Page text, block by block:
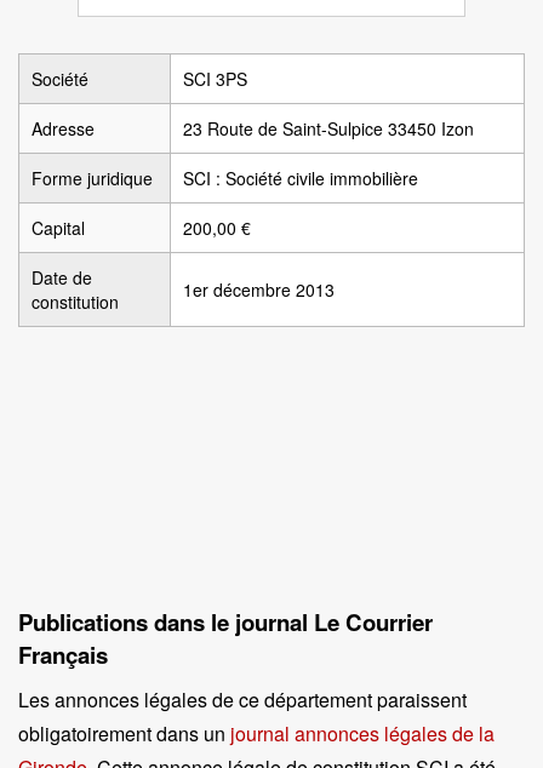
Société SCI 3PS
Adresse 23 Route de Saint-Sulpice 33450 Izon
Forme juridique SCI : Société civile immobilière
Capital 200,00 €
Date de
constitution
1er décembre 2013
Publications dans le journal Le Courrier
Français
Les annonces légales de ce département paraissent
obligatoirement dans un journal annonces légales de la